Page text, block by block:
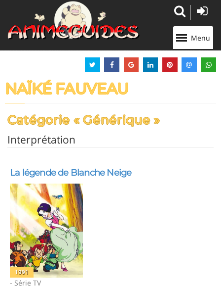
Menu
NAÏKÉ FAUVEAU
Catégorie « Générique »
Interprétation
La légende de Blanche Neige
1991
- Série TV
Panneau de gestion des cookies